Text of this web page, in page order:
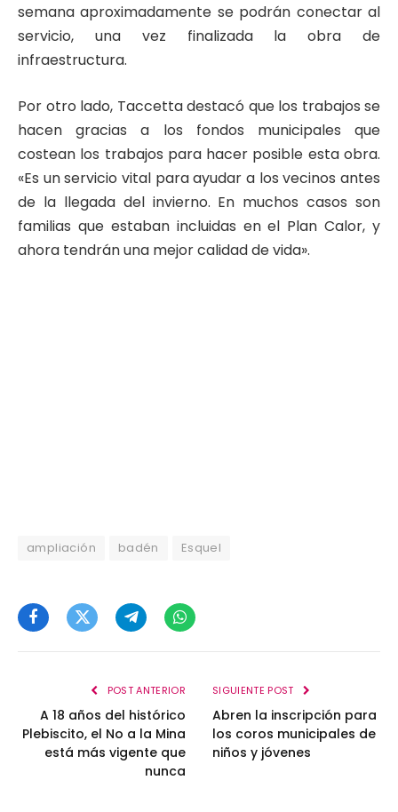
semana aproximadamente se podrán conectar al
servicio, una vez finalizada la obra de
infraestructura.
Por otro lado, Taccetta destacó que los trabajos se
hacen gracias a los fondos municipales que
costean los trabajos para hacer posible esta obra.
«Es un servicio vital para ayudar a los vecinos antes
de la llegada del invierno. En muchos casos son
familias que estaban incluidas en el Plan Calor, y
ahora tendrán una mejor calidad de vida».
ampliación badén Esquel
FacebookTwitterTelegramWhatsApp
POST ANTERIOR
A 18 años del histórico
Plebiscito, el No a la Mina
está más vigente que
nunca
SIGUIENTE POST
Abren la inscripción para
los coros municipales de
niños y jóvenes